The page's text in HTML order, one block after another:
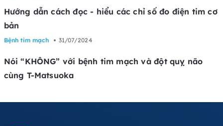
Hướng dẫn cách đọc - hiểu các chỉ số đo điện tim cơ
bản
Bệnh tim mạch 31/07/2024
Nói “KHÔNG” với bệnh tim mạch và đột quỵ não
cùng T-Matsuoka